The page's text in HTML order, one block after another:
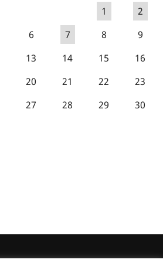
1
2
6 7 8
9
13 14 15
16
20 21 22
23
27 28 29
30